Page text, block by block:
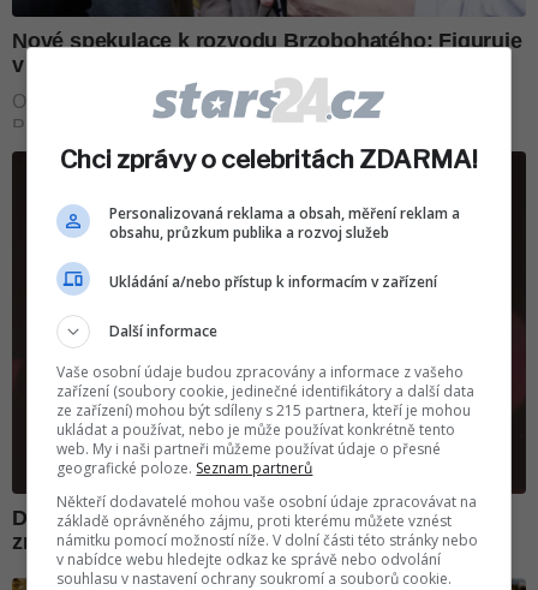
Chci zprávy o celebritách ZDARMA!
Personalizovaná reklama a obsah, měření reklam a
obsahu, průzkum publika a rozvoj služeb
Ukládání a/nebo přístup k informacím v zařízení
Další informace
Vaše osobní údaje budou zpracovány a informace z vašeho
zařízení (soubory cookie, jedinečné identifikátory a další data
ze zařízení) mohou být sdíleny s 215 partnera, kteří je mohou
ukládat a používat, nebo je může používat konkrétně tento
web. My i naši partneři můžeme používat údaje o přesné
geografické poloze. Seznam partnerů
Někteří dodavatelé mohou vaše osobní údaje zpracovávat na
základě oprávněného zájmu, proti kterému můžete vznést
námitku pomocí možností níže. V dolní části této stránky nebo
v nabídce webu hledejte odkaz ke správě nebo odvolání
souhlasu v nastavení ochrany soukromí a souborů cookie.